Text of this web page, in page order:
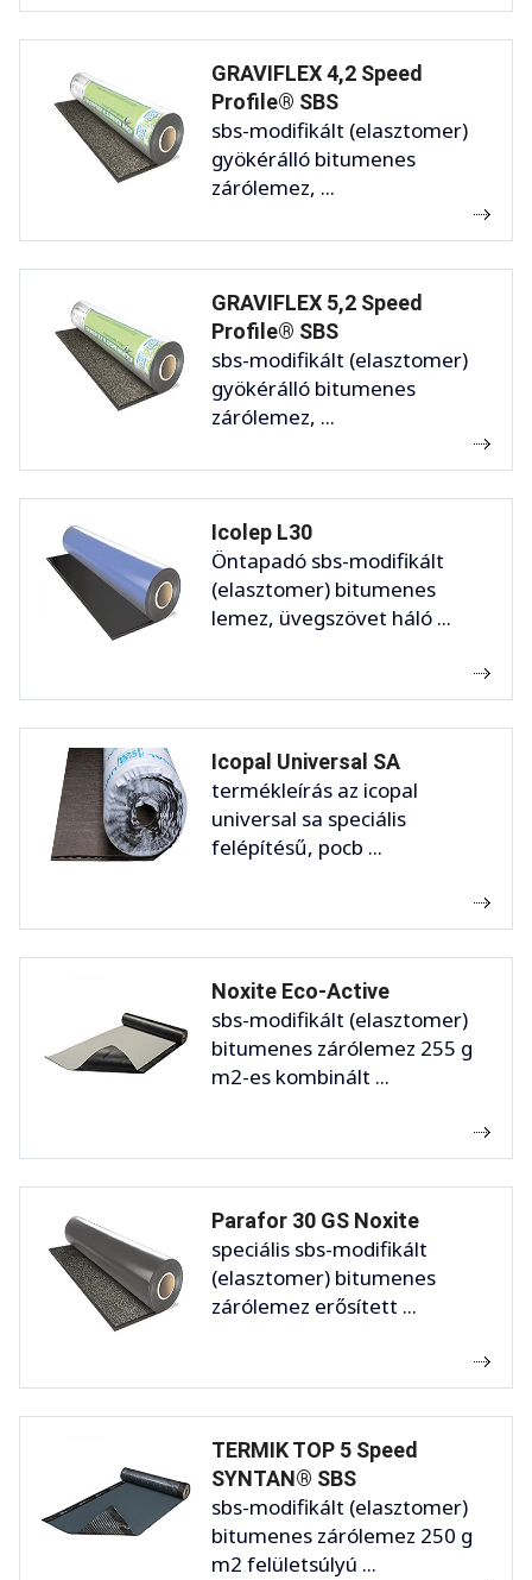
GRAVIFLEX 4,2 Speed
Profile® SBS
sbs-modifikált (elasztomer)
gyökérálló bitumenes
zárólemez, ...
GRAVIFLEX 5,2 Speed
Profile® SBS
sbs-modifikált (elasztomer)
gyökérálló bitumenes
zárólemez, ...
Icolep L30
Öntapadó sbs-modifikált
(elasztomer) bitumenes
lemez, üvegszövet háló ...
Icopal Universal SA
termékleírás az icopal
universal sa speciális
felépítésű, pocb ...
Noxite Eco-Active
sbs-modifikált (elasztomer)
bitumenes zárólemez 255 g
m2-es kombinált ...
Parafor 30 GS Noxite
speciális sbs-modifikált
(elasztomer) bitumenes
zárólemez erősített ...
TERMIK TOP 5 Speed
SYNTAN® SBS
sbs-modifikált (elasztomer)
bitumenes zárólemez 250 g
m2 felületsúlyú ...